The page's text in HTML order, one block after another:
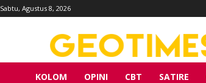
Sabtu, Agustus 8, 2026
KOLOM OPINI CBT SATIRE